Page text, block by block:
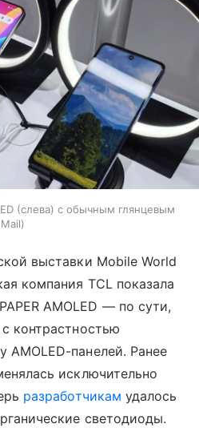
(слева) с обычным глянцевым
выставки Mobile World
компания TCL показала
AMOLED — по сути,
контрастностью
AMOLED-панелей. Ранее
исключительно
разработчикам удалось
светодиоды.